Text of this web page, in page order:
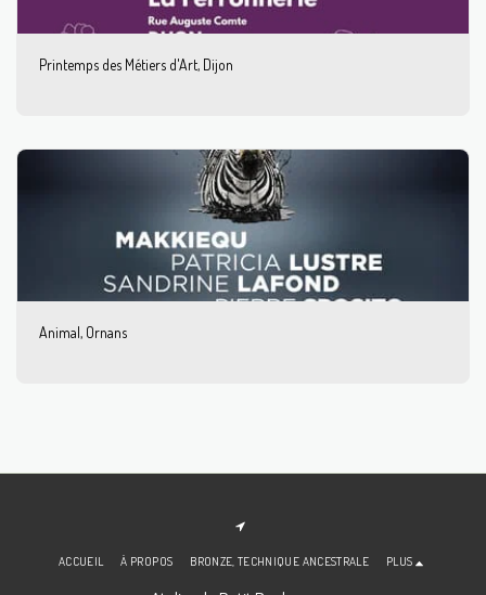
Printemps des Métiers d'Art, Dijon
Animal, Ornans
ACCUEIL À PROPOS BRONZE, TECHNIQUE ANCESTRALE PLUS